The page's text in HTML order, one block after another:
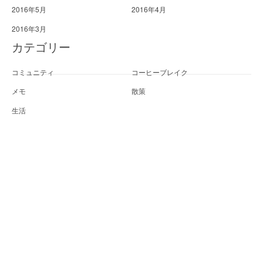
2016年5月
2016年4月
2016年3月
カテゴリー
コミュニティ
コーヒーブレイク
メモ
散策
生活